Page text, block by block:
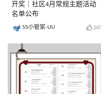
开奖｜社区4月常规主题活动
名单公布
55小管家-UU 247